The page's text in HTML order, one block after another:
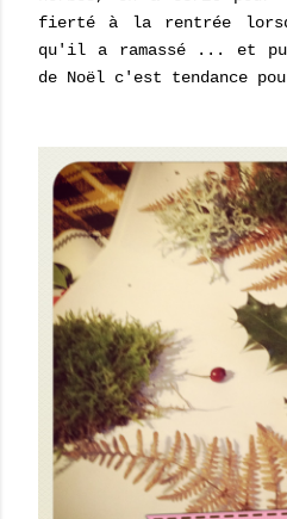
fierté à la rentrée
qu'il a ramassé ... et
de Noël c'est tendance